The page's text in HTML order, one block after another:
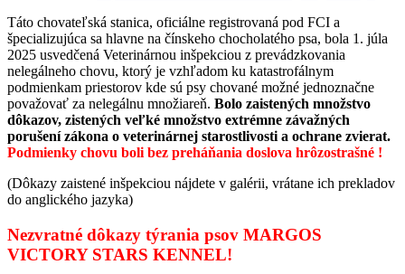
Táto chovateľská stanica, oficiálne registrovaná pod FCI a
špecializujúca sa hlavne na čínskeho chocholatého psa, bola 1. júla
2025 usvedčená Veterinárnou inšpekciou z prevádzkovania
nelegálneho chovu, ktorý je vzhľadom ku katastrofálnym
podmienkam priestorov kde sú psy chované možné jednoznačne
považovať za nelegálnu množiareň. Bolo zaistených množstvo
dôkazov, zistených veľké množstvo extrémne závažných
porušení zákona o veterinárnej starostlivosti a ochrane zvierat.
Podmienky chovu boli bez preháňania doslova hrôzostrašné !
(Dôkazy zaistené inšpekciou nájdete v galérii, vrátane ich prekladov
do anglického jazyka)
Nezvratné dôkazy týrania psov MARGOS
VICTORY STARS KENNEL!